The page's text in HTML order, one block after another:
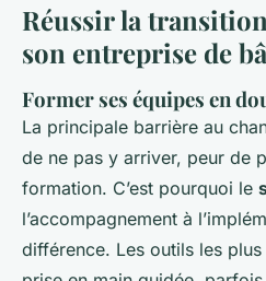
Réussir la
son entreprise de
Former ses équipes en
La principale barrière au
de ne pas y arriver, peur de
formation. C’est pourquoi le
l’accompagnement à
différence. Les outils les